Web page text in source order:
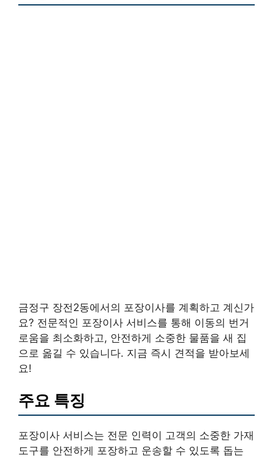
금정구 장전2동에서의 포장이사를 계획하고 계신가
요? 전문적인 포장이사 서비스를 통해 이동의 번거
로움을 최소화하고, 안전하게 소중한 물품을 새 집
으로 옮길 수 있습니다. 지금 즉시 견적을 받아보세
요!
주요 특징
포장이사 서비스는 전문 인력이 고객의 소중한 가재
도구를 안전하게 포장하고 운송할 수 있도록 돕는